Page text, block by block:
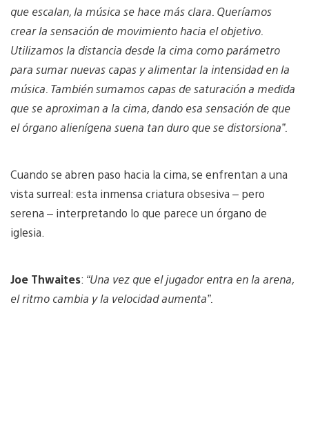
que escalan, la música se hace más clara. Queríamos
crear la sensación de movimiento hacia el objetivo.
Utilizamos la distancia desde la cima como parámetro
para sumar nuevas capas y alimentar la intensidad en la
música. También sumamos capas de saturación a medida
que se aproximan a la cima, dando esa sensación de que
el órgano alienígena suena tan duro que se distorsiona”.
Cuando se abren paso hacia la cima, se enfrentan a una
vista surreal: esta inmensa criatura obsesiva – pero
serena – interpretando lo que parece un órgano de
iglesia.
Joe Thwaites: “Una vez que el jugador entra en la arena,
el ritmo cambia y la velocidad aumenta”.